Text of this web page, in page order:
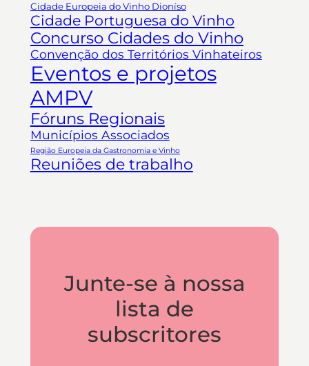
Cidade Europeia do Vinho Dioníso
Cidade Portuguesa do Vinho
Concurso Cidades do Vinho
Convenção dos Territórios Vinhateiros
Eventos e projetos
AMPV
Fóruns Regionais
Municípios Associados
Região Europeia da Gastronomia e Vinho
Reuniões de trabalho
Junte-se à nossa
lista de
subscritores